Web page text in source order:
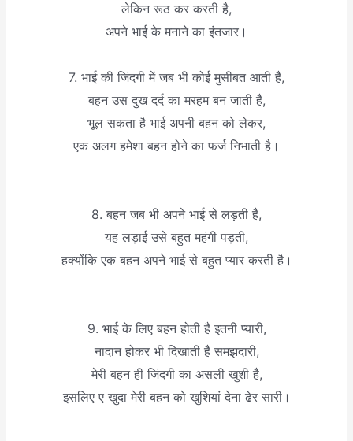
लेकिन रूठ कर करती है,
अपने भाई के मनाने का इंतजार।
7. भाई की जिंदगी में जब भी कोई मुसीबत आती है,
बहन उस दुख दर्द का मरहम बन जाती है,
भूल सकता है भाई अपनी बहन को लेकर,
एक अलग हमेशा बहन होने का फर्ज निभाती है।
8. बहन जब भी अपने भाई से लड़ती है,
यह लड़ाई उसे बहुत महंगी पड़ती,
हक्योंकि एक बहन अपने भाई से बहुत प्यार करती है।
9. भाई के लिए बहन होती है इतनी प्यारी,
नादान होकर भी दिखाती है समझदारी,
मेरी बहन ही जिंदगी का असली खुशी है,
इसलिए ए खुदा मेरी बहन को खुशियां देना ढेर सारी।